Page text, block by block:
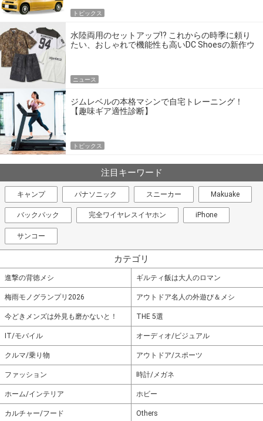
トピックス
水陸両用のセットアップ!? これからの時季に頼り
たい、おしゃれで機能性も高いDC Shoesの新作ウ
ニュース
ジムレベルの本格マシンで自宅トレーニング！
【趣味ギア適性診断】
トピックス
注目キーワード
キャンプ パナソニック スニーカー Makuake
バックパック 完全ワイヤレスイヤホン iPhone
サンコー
カテゴリ
進撃の背徳メシ ギルティ飯は大人のロマン
梅雨モノグランプリ2026 アウトドア名人の外遊び＆メシ
今どきメンズは外見も磨かないと！ THE 5選
IT/モバイル オーディオ/ビジュアル
クルマ/乗り物 アウトドア/スポーツ
ファッション 時計/メガネ
ホーム/インテリア ホビー
カルチャー/フード Others